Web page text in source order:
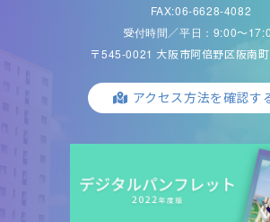
FAX:06-6628-4082
受付時間／平日：9:00〜
〒545-0021 大阪市阿倍野区阪南
アクセス方法を確認す